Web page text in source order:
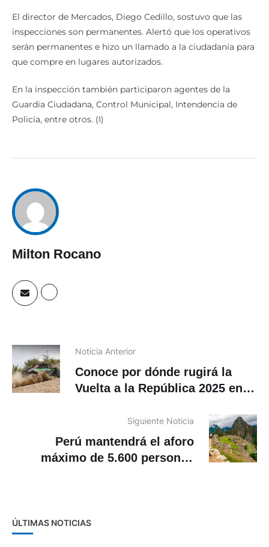
El director de Mercados, Diego Cedillo, sostuvo que las
inspecciones son permanentes. Alertó que los operativos
serán permanentes e hizo un llamado a la ciudadanía para
que compre en lugares autorizados.
En la inspección también participaron agentes de la
Guardia Ciudadana, Control Municipal, Intendencia de
Policía, entre otros. (I)
Milton Rocano
Noticia Anterior
Conoce por dónde rugirá la
Vuelta a la República 2025 en
Siguiente Noticia
Perú mantendrá el aforo
máximo de 5.600 personas
ÚLTIMAS NOTICIAS